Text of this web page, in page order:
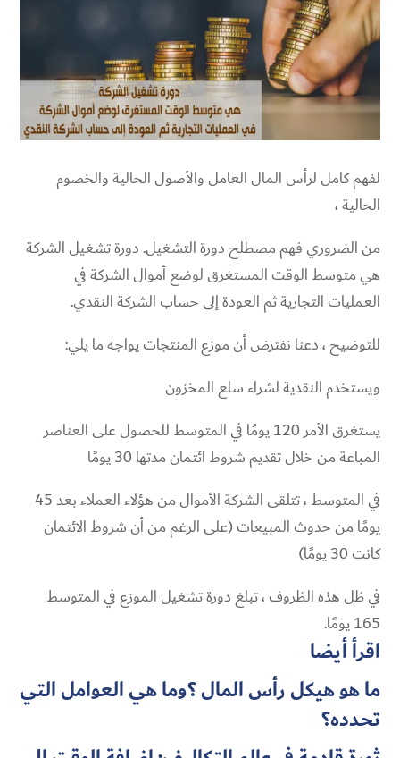
لفهم كامل لرأس المال العامل والأصول الحالية والخصوم
الحالية ،
من الضروري فهم مصطلح دورة التشغيل. دورة تشغيل الشركة
هي متوسط ​​الوقت المستغرق لوضع أموال الشركة في
العمليات التجارية ثم العودة إلى حساب الشركة النقدي.
للتوضيح ، دعنا نفترض أن موزع المنتجات يواجه ما يلي:
ويستخدم النقدية لشراء سلع المخزون
يستغرق الأمر 120 يومًا في المتوسط ​​للحصول على العناصر
المباعة من خلال تقديم شروط ائتمان مدتها 30 يومًا
في المتوسط ​​، تتلقى الشركة الأموال من هؤلاء العملاء بعد 45
يومًا من حدوث المبيعات (على الرغم من أن شروط الائتمان
كانت 30 يومًا)
165 يومًا.
اقرأ أيضا
ما هو هيكل رأس المال ؟وما هي العوامل التي
تحدده؟